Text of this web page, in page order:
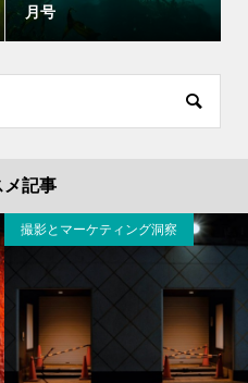
月号
メ記事
撮影とマーケティング洞察